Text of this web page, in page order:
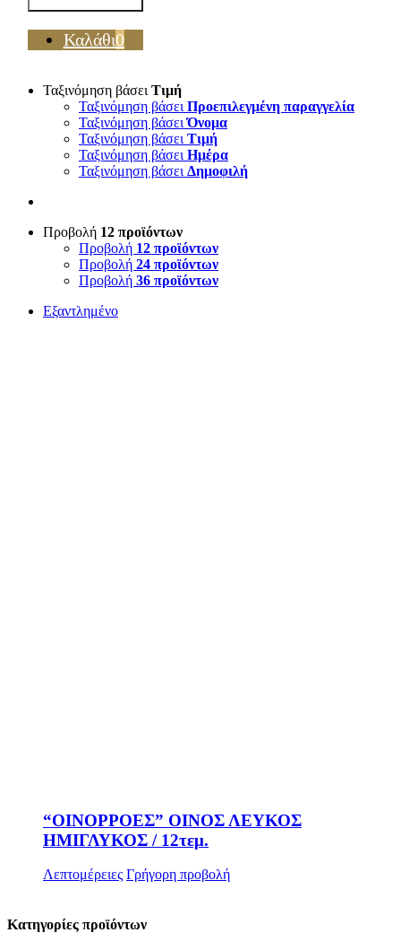
Καλάθι0
Ταξινόμηση βάσει Τιμή
Ταξινόμηση βάσει Προεπιλεγμένη παραγγελία
Ταξινόμηση βάσειΌνομα
Ταξινόμηση βάσει Τιμή
Ταξινόμηση βάσει Ημέρα
Ταξινόμηση βάσει Δημοφιλή
Προβολή 12 προϊόντων
Προβολή 12 προϊόντων
Προβολή 24 προϊόντων
Προβολή 36 προϊόντων
Εξαντλημένο
“ΟΙΝΟΡΡΟΕΣ” ΟΙΝΟΣ ΛΕΥΚΟΣ
ΗΜΙΓΛΥΚΟΣ / 12τεμ.
Λεπτομέρειες Γρήγορη προβολή
Κατηγορίες προϊόντων